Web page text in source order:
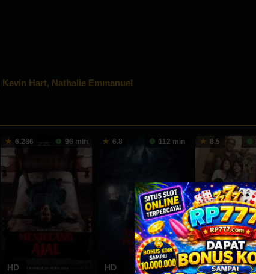
Kevin Hart, Nathalie Emmanuel
6.286 96 min
HD
6.8 112 min
HD
8.5
HD